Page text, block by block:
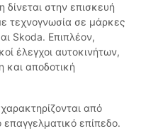
δίνεται στην επισκευή
τεχνογνωσία σε μάρκες
Skoda. Επιπλέον,
έλεγχοι αυτοκινήτων,
και αποδοτική
από
επίπεδο.